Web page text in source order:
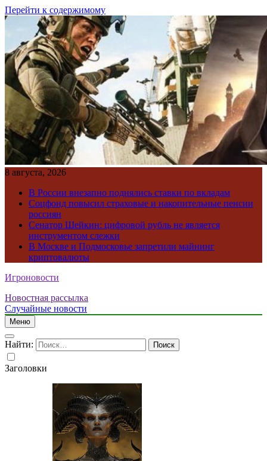
Перейти к содержимому
8 августа, 2026
В России внезапно поднялись ставки по вкладам
Соцфонд повысил страховые и накопительные пенсии
россиян
Сенатор Шейкин: цифровой рубль не является
инструментом слежки
В Москве и Подмосковье запретили майнинг
криптовалюты
Игроновости
Новостная рассылка
Случайные новости
Меню
Найти:
Заголовки